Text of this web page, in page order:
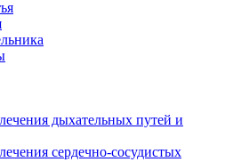
дыхательных путей и
сердечно-сосудистых